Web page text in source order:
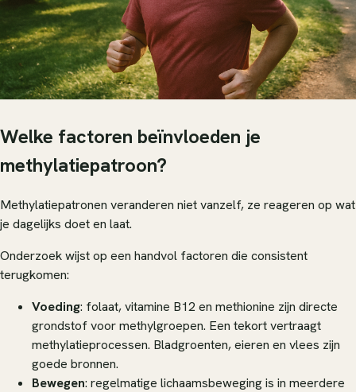
Welke factoren beïnvloeden je
methylatiepatroon?
Methylatiepatronen veranderen niet vanzelf, ze reageren op wat
je dagelijks doet en laat.
Onderzoek wijst op een handvol factoren die consistent
terugkomen:
Voeding: folaat, vitamine B12 en methionine zijn directe
grondstof voor methylgroepen. Een tekort vertraagt
methylatieprocessen. Bladgroenten, eieren en vlees zijn
goede bronnen.
Bewegen: regelmatige lichaamsbeweging is in meerdere